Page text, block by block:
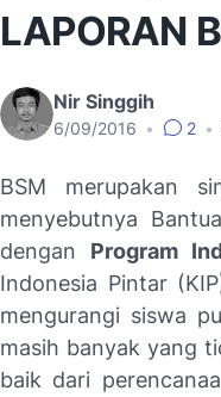
LAPORAN
Nir Singgih
6/09/2016 • 2 •
BSM merupakan
menyebutnya
dengan Program
Indonesia Pintar
mengurangi siswa
masih banyak yang
baik dari